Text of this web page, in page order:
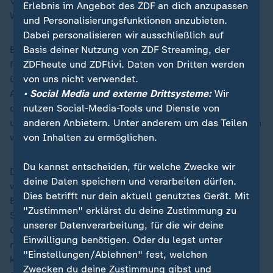
Weniger als die Hälfte hat Unterstützung erhalten.
Erziehungs- und Familienberatungsstellen sehen sich
für diese Zielgruppe kaum zuständig. "Das Thema
überfordert schnell", sagt die Betroffenenvertreterin
Ava Anna Johannson. Das müsse sich ändern, fordern
die Autorinnen der Studie. Es brauche mehr Angebote
und Fachwissen, Betroffene müssten dabei einbezogen
werden.
Die fordern vor allem Schutzkonzepte für Kinder: "Ich
würde mir wünschen, dass auf irgendeinem
Elternabend mal gefragt wird: Wie ist denn hier das
Schutzkonzept?", sagt Claas Löppmann, der sexuelle
Gewalt als Kind erlebt hat. Diese Frage habe er aber
noch nie gehört. Löppmann ist beruflich für
kommunale Kitas verantwortlich - die haben natürlich
Erlebnis im Angebot des ZDF an dich anzupassen
und Personalisierungsfunktionen anzubieten.
Dabei personalisieren wir ausschließlich auf
Basis deiner Nutzung von ZDF Streaming, der
ZDFheute und ZDFtivi. Daten von Dritten werden
von uns nicht verwendet.
• Social Media und externe Drittsysteme:Wir
nutzen Social-Media-Tools und Dienste von
anderen Anbietern. Unter anderem um das Teilen
von Inhalten zu ermöglichen.
Du kannst entscheiden, für welche Zwecke wir
deine Daten speichern und verarbeiten dürfen.
Dies betrifft nur dein aktuell genutztes Gerät. Mit
"Zustimmen" erklärst du deine Zustimmung zu
unserer Datenverarbeitung, für die wir deine
Einwilligung benötigen. Oder du legst unter
"Einstellungen/Ablehnen" fest, welchen
Zwecken du deine Zustimmung gibst und